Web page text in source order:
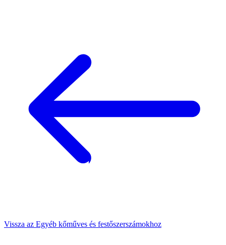
Vissza az Egyéb kőműves és festőszerszámokhoz